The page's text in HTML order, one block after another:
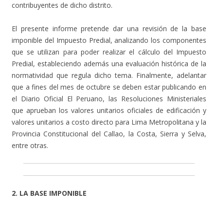
contribuyentes de dicho distrito.
El presente informe pretende dar una revisión de la base
imponible del Impuesto Predial, analizando los componentes
que se utilizan para poder realizar el cálculo del Impuesto
Predial, estableciendo además una evaluación histórica de la
normatividad que regula dicho tema. Finalmente, adelantar
que a fines del mes de octubre se deben estar publicando en
el Diario Oficial El Peruano, las Resoluciones Ministeriales
que aprueban los valores unitarios oficiales de edificación y
valores unitarios a costo directo para Lima Metropolitana y la
Provincia Constitucional del Callao, la Costa, Sierra y Selva,
entre otras.
2. LA BASE IMPONIBLE